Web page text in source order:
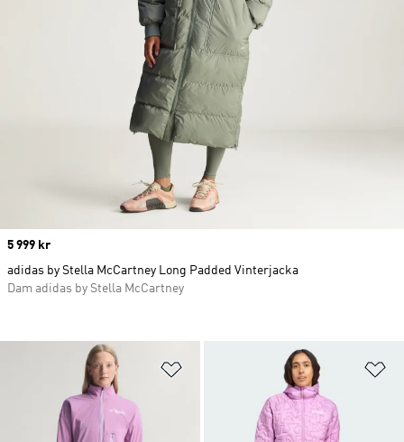
Lägg till på önskelistan
Price
5 999 kr
adidas by Stella McCartney Long Padded Vinterjacka
Dam adidas by Stella McCartney